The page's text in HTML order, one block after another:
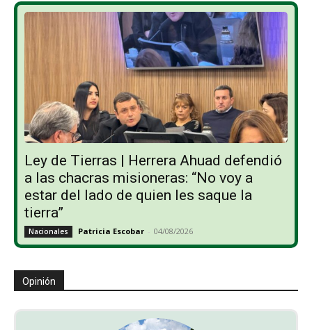
Ley de Tierras | Herrera Ahuad defendió
a las chacras misioneras: “No voy a
estar del lado de quien les saque la
tierra”
Nacionales Patricia Escobar - 04/08/2026
Opinión